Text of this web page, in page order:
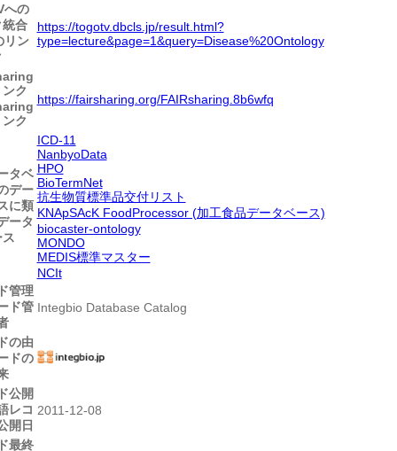
への
統合
リン
https://togotv.dbcls.jp/result.html?
type=lecture&page=1&query=Disease%20Ontology
ク
ク
https://fairsharing.org/FAIRsharing.8b6wfq
タベ
デー
に類
ータ
ICD-11
NanbyoData
HPO
BioTermNet
抗生物質標準品交付リスト
KNApSAcK FoodProcessor (加工食品データベース)
biocaster-ontology
MONDO
MEDIS標準マスター
NCIt
管理
ド管 Integbio Database Catalog
の由
ドの
公開
レコ
開日
2011-12-08
最終